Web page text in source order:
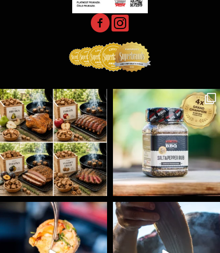
Udící špalíky - BORN TO SMOKE - různé druhy k...
5 0
Koření Suncity – autentická BBQ chuť u vás doma!...
1 0
Spoustu podobných triků, které vám usnadní nejenom ...
9 0
Ryba na grilu je opravdu rychlá, a stejně tak